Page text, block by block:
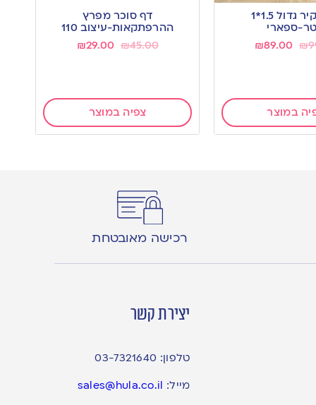
רקע קיר גדול 1.5*1
ספארי
₪
₪89.00
במוצר
wishlist
דף סוכר מפרץ
ההרפתקאות-עיצוב 110
₪45.00
₪29.00
צפיה במוצר
רכישה מאובטחת
יצירת קשר
טלפון: 03-7321640
מייל: sales@hula.co.il